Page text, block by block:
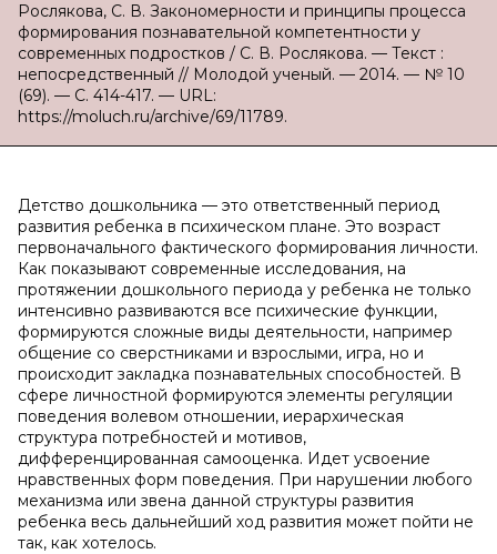
Рослякова, С. В. Закономерности и принципы процесса
формирования познавательной компетентности у
современных подростков / С. В. Рослякова. — Текст :
непосредственный // Молодой ученый. — 2014. — № 10
(69). — С. 414-417. — URL:
https://moluch.ru/archive/69/11789.
Детство дошкольника — это ответственный период
развития ребенка в психическом плане. Это возраст
первоначального фактического формирования личности.
Как показывают современные исследования, на
протяжении дошкольного периода у ребенка не только
интенсивно развиваются все психические функции,
формируются сложные виды деятельности, например
общение со сверстниками и взрослыми, игра, но и
происходит закладка познавательных способностей. В
сфере личностной формируются элементы регуляции
поведения волевом отношении, иерархическая
структура потребностей и мотивов,
дифференцированная самооценка. Идет усвоение
нравственных форм поведения. При нарушении любого
механизма или звена данной структуры развития
ребенка весь дальнейший ход развития может пойти не
так, как хотелось.